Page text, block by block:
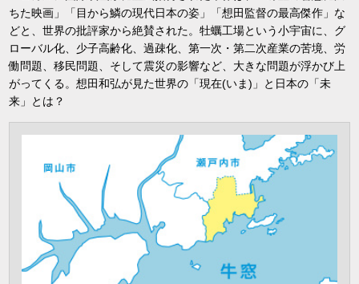
ちた映画」「目から鱗の現代日本の姿」「想田監督の最高傑作」な
どと、世界の批評家から絶賛された。牡蠣工場という小宇宙に、グ
ローバル化、少子高齢化、過疎化、第一次・第二次産業の苦境、労
働問題、移民問題、そして震災の影響など、大きな問題が浮かび上
がってくる。想田和弘が見た世界の「現在(いま)」と日本の「未
来」とは？